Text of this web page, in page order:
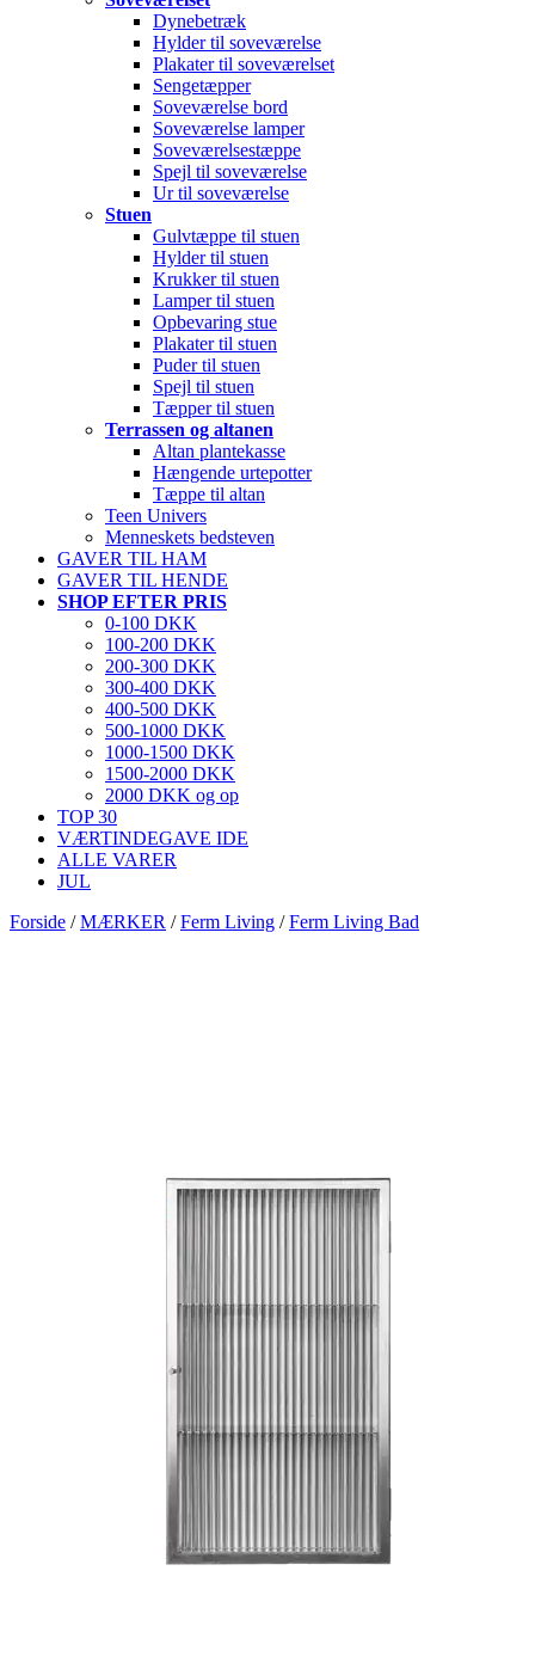
Dynebetræk
Hylder til soveværelse
Plakater til soveværelset
Sengetæpper
Soveværelse bord
Soveværelse lamper
Soveværelsestæppe
Spejl til soveværelse
Ur til soveværelse
Stuen
Gulvtæppe til stuen
Hylder til stuen
Krukker til stuen
Lamper til stuen
Opbevaring stue
Plakater til stuen
Puder til stuen
Spejl til stuen
Tæpper til stuen
Terrassen og altanen
Altan plantekasse
Hængende urtepotter
Tæppe til altan
Teen Univers
Menneskets bedsteven
GAVER TIL HAM
GAVER TIL HENDE
SHOP EFTER PRIS
0-100 DKK
100-200 DKK
200-300 DKK
300-400 DKK
400-500 DKK
500-1000 DKK
1000-1500 DKK
1500-2000 DKK
2000 DKK og op
TOP 30
VÆRTINDEGAVE IDE
ALLE VARER
JUL
Forside /MÆRKER /Ferm Living /Ferm Living Bad